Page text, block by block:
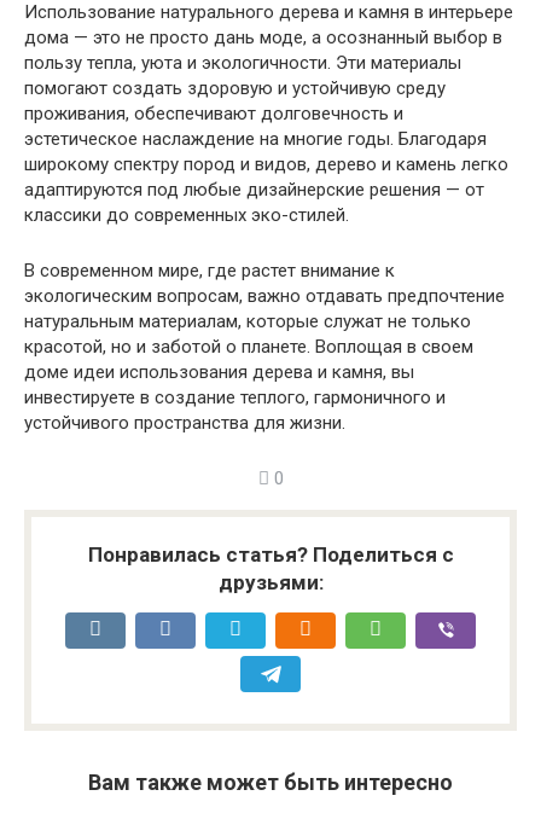
Использование натурального дерева и камня в интерьере
дома — это не просто дань моде, а осознанный выбор в
пользу тепла, уюта и экологичности. Эти материалы
помогают создать здоровую и устойчивую среду
проживания, обеспечивают долговечность и
эстетическое наслаждение на многие годы. Благодаря
широкому спектру пород и видов, дерево и камень легко
адаптируются под любые дизайнерские решения — от
классики до современных эко-стилей.
В современном мире, где растет внимание к
экологическим вопросам, важно отдавать предпочтение
натуральным материалам, которые служат не только
красотой, но и заботой о планете. Воплощая в своем
доме идеи использования дерева и камня, вы
инвестируете в создание теплого, гармоничного и
устойчивого пространства для жизни.
0
Понравилась статья? Поделиться с
друзьями:
Вам также может быть интересно